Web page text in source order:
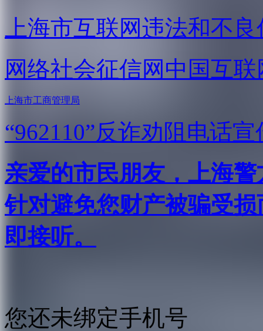
上海市互联网违法和不
网络社会征信网 中国互
上海市工商管理局
“962110”反诈劝阻电话宣
亲爱的市民朋友，上海
针对避免您财产被骗受
即接听。
您还未绑定手机号